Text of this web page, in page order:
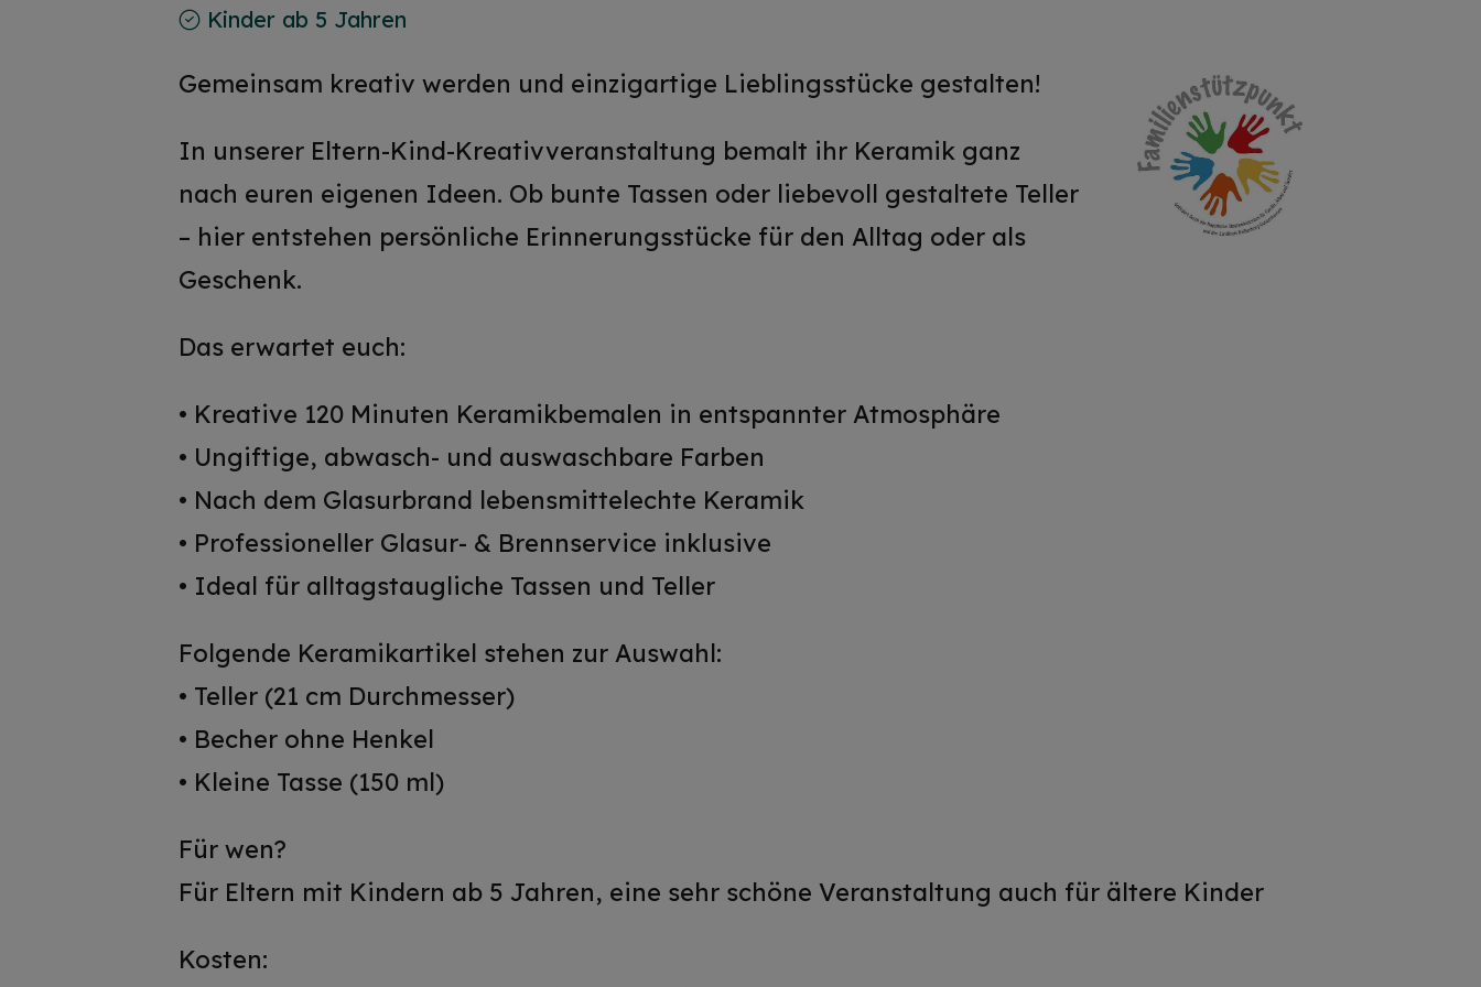
Kinder ab 5 Jahren
Gemeinsam kreativ werden und einzigartige Lieblingsstücke gestalten!
In unserer Eltern-Kind-Kreativveranstaltung bemalt ihr Keramik ganz
nach euren eigenen Ideen. Ob bunte Tassen oder liebevoll gestaltete Teller
– hier entstehen persönliche Erinnerungsstücke für den Alltag oder als
Geschenk.
Das erwartet euch:
• Kreative 120 Minuten Keramikbemalen in entspannter Atmosphäre
• Ungiftige, abwasch- und auswaschbare Farben
• Nach dem Glasurbrand lebensmittelechte Keramik
• Professioneller Glasur- & Brennservice inklusive
• Ideal für alltagstaugliche Tassen und Teller
Folgende Keramikartikel stehen zur Auswahl:
• Teller (21 cm Durchmesser)
• Becher ohne Henkel
• Kleine Tasse (150 ml)
Für wen?
Für Eltern mit Kindern ab 5 Jahren, eine sehr schöne Veranstaltung auch für ältere Kinder
Kosten: